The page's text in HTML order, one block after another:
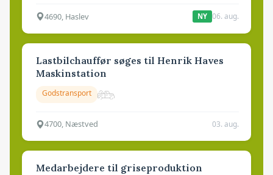
4690, Haslev NY 06. aug.
Lastbilchauffør søges til Henrik Haves
Maskinstation
Godstransport
4700, Næstved 03. aug.
Medarbejdere til griseproduktion